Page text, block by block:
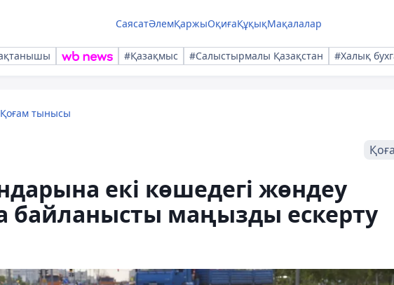
СаясатӘлемҚаржыОқиғаҚұқықМақалалар
#Қазақмыс #Салыстырмалы Қазақстан #Халық
Қоғам тынысы
екі көшедегі жөндеу
байланысты маңызды ескерту